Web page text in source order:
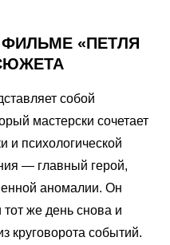
«ПЕТЛЯ
собой
мастерски сочетает
и психологической
— главный герой,
аномалии. Он
же день снова и
круговорота событий.